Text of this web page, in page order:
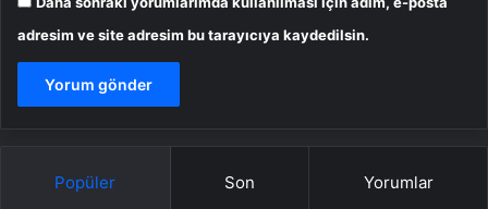
adresim ve site adresim bu tarayıcıya kaydedilsin.
Popüler Son Yorumlar